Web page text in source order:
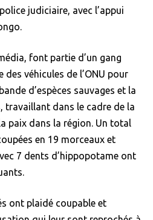
judiciaire, avec l’appui
font partie d’un gang
véhicules de l’ONU pour
d’espèces sauvages et la
travaillant dans le cadre de la
paix dans la région. Un total
en 19 morceaux et
7 dents d’hippopotame ont
ont plaidé coupable et